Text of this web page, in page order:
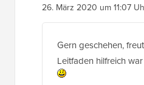
26. März 2020 um 11:07
Gern geschehen,
Leitfaden hilfreich war